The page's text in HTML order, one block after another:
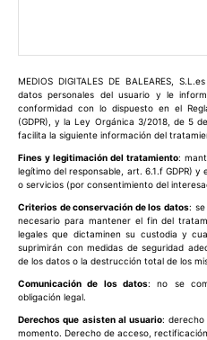
MEDIOS DIGITALES DE BALEARES,
datos personales del usuario y le
conformidad con lo dispuesto en el
(GDPR), y la Ley Orgánica 3/2018, de 5
facilita la siguiente información del
Fines y legitimación del tratamiento:
legítimo del responsable, art. 6.1.f GDPR)
o servicios (por consentimiento del
Criterios de conservación de los datos: se
necesario para mantener el fin del
legales que dictaminen su custodia y
suprimirán con medidas de seguridad
de los datos o la destrucción total de los
Comunicación de los datos: no se
obligación legal.
Derechos que asisten al usuario:
momento. Derecho de acceso,